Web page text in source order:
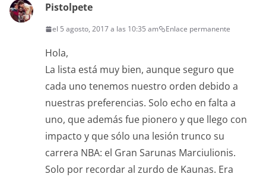
Pistolpete
el 5 agosto, 2017 a las 10:35 am Enlace permanente
Hola,
La lista está muy bien, aunque seguro que
cada uno tenemos nuestro orden debido a
nuestras preferencias. Solo echo en falta a
uno, que además fue pionero y que llego con
impacto y que sólo una lesión trunco su
carrera NBA: el Gran Sarunas Marciulionis.
Solo por recordar al zurdo de Kaunas. Era